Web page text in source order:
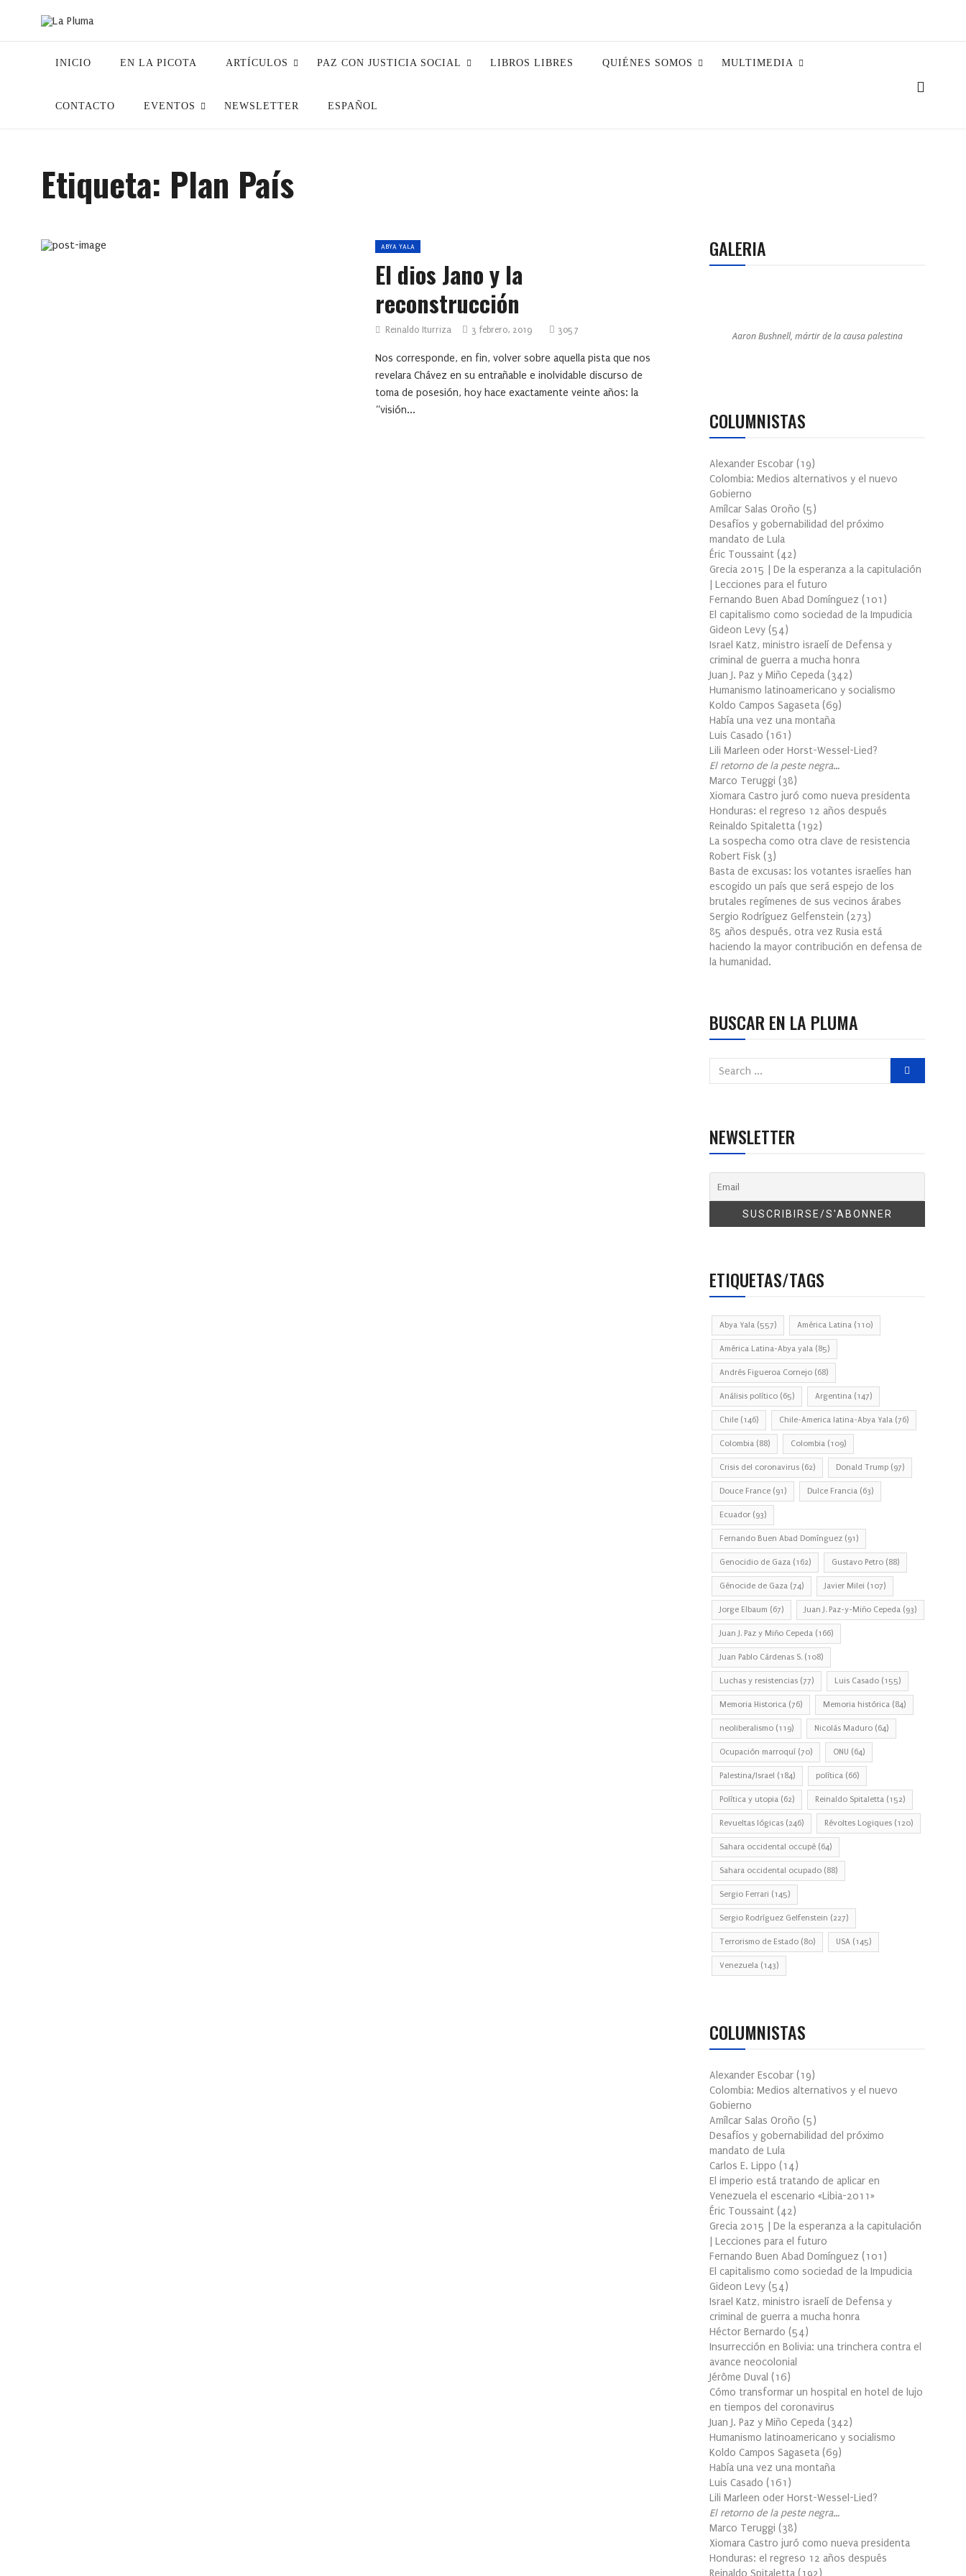
INICIO EN LA PICOTA ARTÍCULOS PAZ CON JUSTICIA SOCIAL LIBROS LIBRES QUIÉNES SOMOS MULTIMEDIA
CONTACTO EVENTOS NEWSLETTER ESPAÑOL
Etiqueta: Plan País
ABYA YALA
El dios Jano y la
reconstrucción
Reinaldo Iturriza 3 febrero, 2019 3057
Nos corresponde, en fin, volver sobre aquella pista que nos
revelara Chávez en su entrañable e inolvidable discurso de
toma de posesión, hoy hace exactamente veinte años: la
“visión...
GALERIA
Aaron Bushnell, mártir de la causa palestina
COLUMNISTAS
Alexander Escobar (19)
Colombia: Medios alternativos y el nuevo
Gobierno
Amílcar Salas Oroño (5)
Desafíos y gobernabilidad del próximo
mandato de Lula
Éric Toussaint (42)
Grecia 2015 | De la esperanza a la capitulación
| Lecciones para el futuro
Fernando Buen Abad Domínguez (101 )
El capitalismo como sociedad de la Impudicia
Gideon Levy (54)
Israel Katz, ministro israelí de Defensa y
criminal de guerra a mucha honra
Juan J. Paz y Miño Cepeda (342)
Humanismo latinoamericano y socialismo
Koldo Campos Sagaseta (69)
Había una vez una montaña
Luis Casado (161 )
Lili Marleen oder Horst-Wessel-Lied?
El retorno de la peste negra…
Marco Teruggi (38)
Xiomara Castro juró como nueva presidenta
Honduras: el regreso 12 años después
Reinaldo Spitaletta (192)
La sospecha como otra clave de resistencia
Robert Fisk (3)
Basta de excusas: los votantes israelíes han
escogido un país que será espejo de los
brutales regímenes de sus vecinos árabes
Sergio Rodríguez Gelfenstein (273)
85 años después, otra vez Rusia está
haciendo la mayor contribución en defensa de
la humanidad.
BUSCAR EN LA PLUMA
NEWSLETTER
ETIQUETAS/TAGS
Abya Yala (557) América Latina (110)
América Latina-Abya yala (85)
Andrés Figueroa Cornejo (68)
Análisis político (65) Argentina (147)
Chile (146) Chile-America latina-Abya Yala (76)
Colombia (88) Colombia (109)
Crisis del coronavirus (62) Donald Trump (97)
Douce France (91) Dulce Francia (63)
Ecuador (93)
Fernando Buen Abad Domínguez (91)
Genocidio de Gaza (162) Gustavo Petro (88)
Génocide de Gaza (74) Javier Milei (107)
Jorge Elbaum (67) Juan J. Paz-y-Miño Cepeda (93)
Juan J. Paz y Miño Cepeda (166)
Juan Pablo Cárdenas S. (108)
Luchas y resistencias (77) Luis Casado (155)
Memoria Historica (76) Memoria histórica (84)
neoliberalismo (119) Nicolás Maduro (64)
Ocupación marroquí (70) ONU (64)
Palestina/Israel (184) política (66)
Política y utopia (62) Reinaldo Spitaletta (152)
Revueltas lógicas (246) Révoltes Logiques (120)
Sahara occidental occupé (64)
Sahara occidental ocupado (88)
Sergio Ferrari (145)
Sergio Rodríguez Gelfenstein (227)
Terrorismo de Estado (80) USA (145)
Venezuela (143)
COLUMNISTAS
Alexander Escobar (19)
Colombia: Medios alternativos y el nuevo
Gobierno
Amílcar Salas Oroño (5)
Desafíos y gobernabilidad del próximo
mandato de Lula
Carlos E. Lippo (14)
El imperio está tratando de aplicar en
Venezuela el escenario «Libia-2011»
Éric Toussaint (42)
Grecia 2015 | De la esperanza a la capitulación
| Lecciones para el futuro
Fernando Buen Abad Domínguez (101 )
El capitalismo como sociedad de la Impudicia
Gideon Levy (54)
Israel Katz, ministro israelí de Defensa y
criminal de guerra a mucha honra
Héctor Bernardo (54)
Insurrección en Bolivia: una trinchera contra el
avance neocolonial
Jérôme Duval (16)
Cómo transformar un hospital en hotel de lujo
en tiempos del coronavirus
Juan J. Paz y Miño Cepeda (342)
Humanismo latinoamericano y socialismo
Koldo Campos Sagaseta (69)
Había una vez una montaña
Luis Casado (161 )
Lili Marleen oder Horst-Wessel-Lied?
El retorno de la peste negra…
Marco Teruggi (38)
Xiomara Castro juró como nueva presidenta
Honduras: el regreso 12 años después